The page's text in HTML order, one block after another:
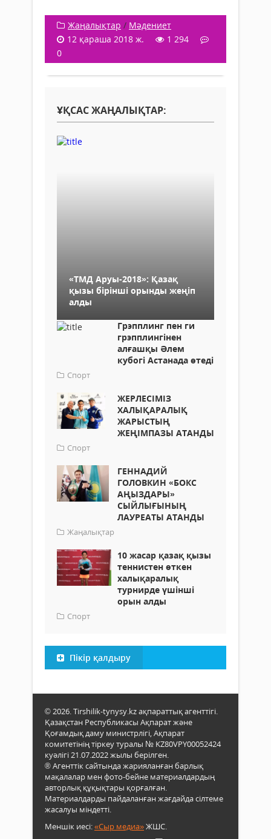
Жаңалықтар / Мәдениет
12 қараша 2018 ж.
1 294
0
ҰҚСАС ЖАҢАЛЫҚТАР:
«ТМД Аруы-2018»: Қазақ
қызы бірінші орынды жеңіп
алды
Грэпплинг пен ги
грэпплингінен
алғашқы Әлем
кубогі Астанада өтеді
Спорт
ЖЕРЛЕСІМІЗ
ХАЛЫҚАРАЛЫҚ
ЖАРЫСТЫҢ
ЖЕҢІМПАЗЫ АТАНДЫ
Спорт
ГЕННАДИЙ
ГОЛОВКИН «БОКС
АҢЫЗДАРЫ»
СЫЙЛЫҒЫНЫҢ
ЛАУРЕАТЫ АТАНДЫ
Жаңалықтар
10 жасар қазақ қызы
теннистен өткен
халықаралық
турнирде үшінші
орын алды
Спорт
Пікір қалдыру
© 2026. Tirshilik-tynysy.kz ақпараттық агенттігі.
Қазақстан Республикасы Ақпарат және
Қоғамдық даму министрлігі, Ақпарат
комитетінің тіркеу туралы № KZ80VPY00052424
куәлігі 21.07.2022 жылы берілген.
® Агенттік сайтында жарияланған барлық
мақалалар мен фото-бейне материалдардың
авторлық құқықтары қорғалған.
Материалдарды пайдаланған жағдайда сілтеме
жасалуы міндетті.
Меншік иесі:«Сыр медиа»ЖШС.